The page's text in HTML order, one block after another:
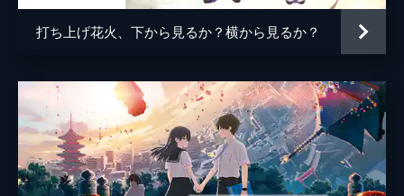
多々良 大泉洋
監督
脚本 細田守
原作 細田守
音楽 高木正勝
アニメーション制作 スタジオ地図
打ち上げ花火、下から見るか？横から見るか？